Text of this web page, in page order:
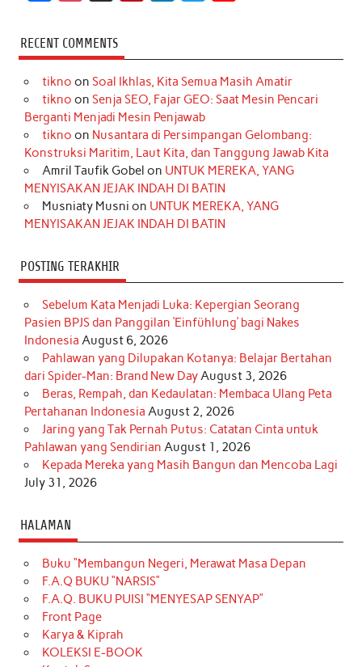
c
e
b
o
k
s
t
a
r
a
m
k
T
o
k
t
e
r
e
s
t
k
e
d
I
n
t
t
r
T
u
e
RECENT COMMENTS
tikno on Soal Ikhlas, Kita Semua Masih Amatir
tikno on Senja SEO, Fajar GEO: Saat Mesin Pencari
Berganti Menjadi Mesin Penjawab
tikno on Nusantara di Persimpangan Gelombang:
Konstruksi Maritim, Laut Kita, dan Tanggung Jawab Kita
Amril Taufik Gobel on UNTUK MEREKA, YANG
MENYISAKAN JEJAK INDAH DI BATIN
Musniaty Musni on UNTUK MEREKA, YANG
MENYISAKAN JEJAK INDAH DI BATIN
POSTING TERAKHIR
Sebelum Kata Menjadi Luka: Kepergian Seorang
Pasien BPJS dan Panggilan ‘Einfühlung’ bagi Nakes
Indonesia August 6, 2026
Pahlawan yang Dilupakan Kotanya: Belajar Bertahan
dari Spider-Man: Brand New DayAugust 3, 2026
Beras, Rempah, dan Kedaulatan: Membaca Ulang Peta
Pertahanan Indonesia August 2, 2026
Jaring yang Tak Pernah Putus: Catatan Cinta untuk
Pahlawan yang Sendirian August 1, 2026
Kepada Mereka yang Masih Bangun dan Mencoba Lagi
July 31, 2026
HALAMAN
Buku “Membangun Negeri, Merawat Masa Depan
F.A.Q BUKU “NARSIS”
F.A.Q. BUKU PUISI “MENYESAP SENYAP”
Front Page
Karya & Kiprah
KOLEKSI E-BOOK